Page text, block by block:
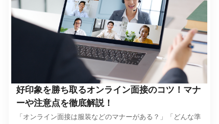
好印象を勝ち取るオンライン面接のコツ！マナ
ーや注意点を徹底解説！
「オンライン面接は服装などのマナーがある？」「どんな準